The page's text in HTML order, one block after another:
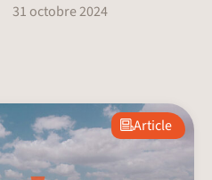
31 octobre 2024
Article